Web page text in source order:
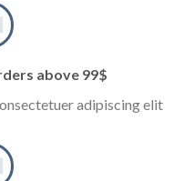
above 99$
adipiscing elit